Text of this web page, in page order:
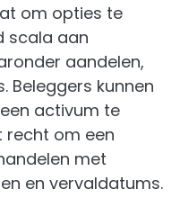
om opties te
scala aan
aandelen,
Beleggers kunnen
activum te
om een
met
en vervaldatums.